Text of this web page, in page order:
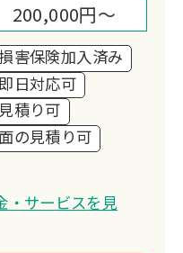
200,000円～
害保険加入済み
日対応可
積り可
の見積り可
・サービスを見